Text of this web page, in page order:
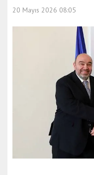
20 Mayıs 2026 08:05